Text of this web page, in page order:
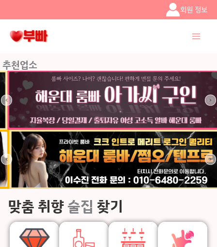
건너뛰기
회원 정보
추천업소
맞춤 취향 술집 찾기